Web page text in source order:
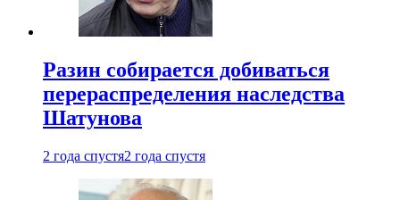
Разин собирается добиваться
перераспределения наследства
Шатунова
2 года спустя2 года спустя